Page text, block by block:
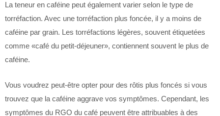
La teneur en caféine peut également varier selon le type de
torréfaction. Avec une torréfaction plus foncée, il y a moins de
caféine par grain. Les torréfactions légères, souvent étiquetées
comme «café du petit-déjeuner», contiennent souvent le plus de
caféine.
Vous voudrez peut-être opter pour des rôtis plus foncés si vous
trouvez que la caféine aggrave vos symptômes. Cependant, les
symptômes du RGO du café peuvent être attribuables à des